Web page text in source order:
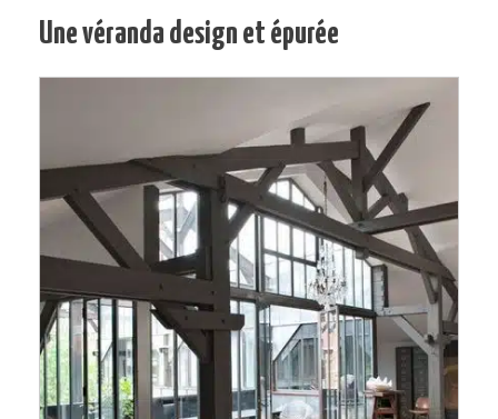
Une véranda design et épurée